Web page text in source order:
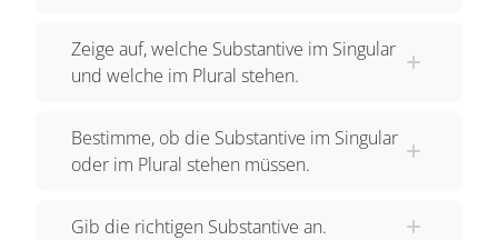
Zeige auf, welche Substantive im Singular
und welche im Plural stehen.
Bestimme, ob die Substantive im Singular
oder im Plural stehen müssen.
Gib die richtigen Substantive an.